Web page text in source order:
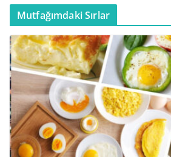
Mutfağımdaki Sırlar